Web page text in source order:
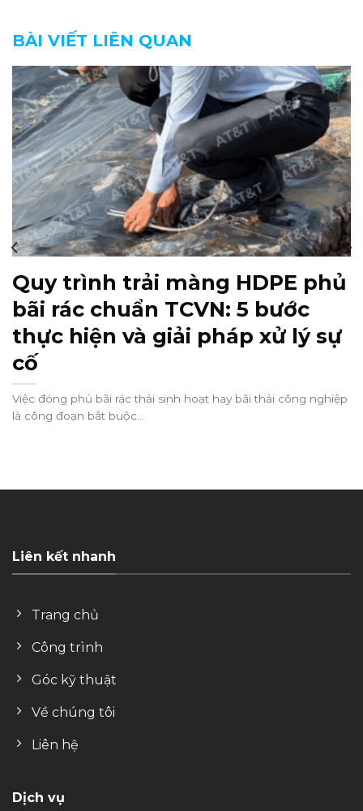
BÀI VIẾT LIÊN QUAN
Quy trình trải màng HDPE phủ
bãi rác chuẩn TCVN: 5 bước
thực hiện và giải pháp xử lý sự
cố
Việc đóng phủ bãi rác thải sinh hoạt hay bãi thải công nghiệp
là công đoạn bắt buộc...
Liên kết nhanh
Trang chủ
Công trình
Góc kỹ thuật
Về chúng tôi
Liên hệ
Dịch vụ